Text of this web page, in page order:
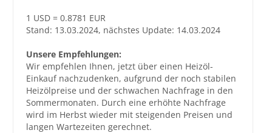
1 USD = 0.8781 EUR
Stand: 13.03.2024, nächstes Update: 14.03.2024
Unsere Empfehlungen:
Wir empfehlen Ihnen, jetzt über einen Heizöl-
Einkauf nachzudenken, aufgrund der noch stabilen
Heizölpreise und der schwachen Nachfrage in den
Sommermonaten. Durch eine erhöhte Nachfrage
wird im Herbst wieder mit steigenden Preisen und
langen Wartezeiten gerechnet.